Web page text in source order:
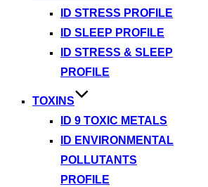
ID STRESS PROFILE
ID SLEEP PROFILE
ID STRESS & SLEEP
PROFILE
TOXINS
ID 9 TOXIC METALS
ID ENVIRONMENTAL
POLLUTANTS
PROFILE